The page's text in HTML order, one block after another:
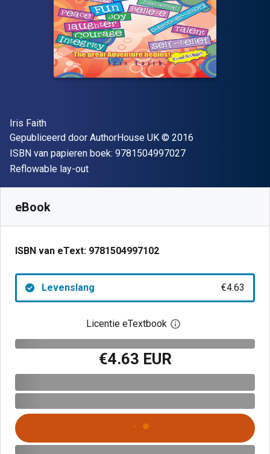
Auteur(s)
Iris Faith
Uitgever
Gepubliceerd door AuthorHouse UK Copyright
© 2016
ISBN van papieren boek: 9781504997027"ISBN-13
Indeling
Reflowable lay-out
eBook
ISBN van eText: 9781504997102
Levenslang €4.63
Licentie eTextbook Open het
€4.63 EUR